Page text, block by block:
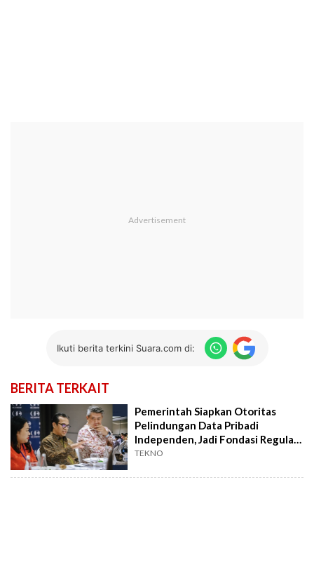
Ikuti berita terkini Suara.com di:
BERITA TERKAIT
Pemerintah Siapkan Otoritas
Pelindungan Data Pribadi
Independen, Jadi Fondasi Regulasi
AI Nasional
TEKNO